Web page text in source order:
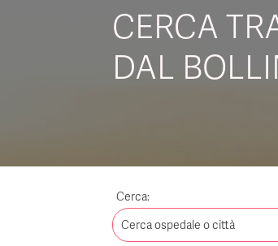
CERCA
DAL
Cerca: